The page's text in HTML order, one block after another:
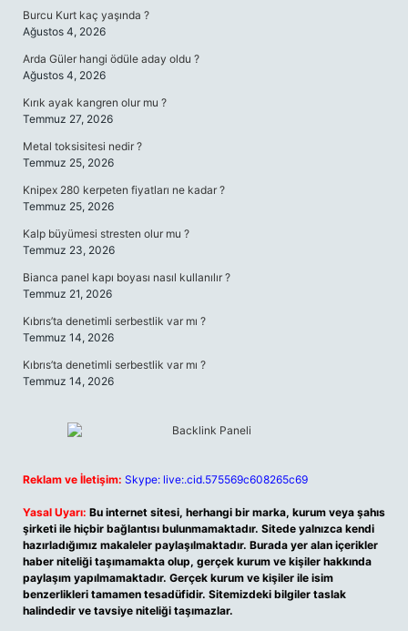
Burcu Kurt kaç yaşında ?
Ağustos 4, 2026
Arda Güler hangi ödüle aday oldu ?
Ağustos 4, 2026
Kırık ayak kangren olur mu ?
Temmuz 27, 2026
Metal toksisitesi nedir ?
Temmuz 25, 2026
Knipex 280 kerpeten fiyatları ne kadar ?
Temmuz 25, 2026
Kalp büyümesi stresten olur mu ?
Temmuz 23, 2026
Bianca panel kapı boyası nasıl kullanılır ?
Temmuz 21, 2026
Kıbrıs’ta denetimli serbestlik var mı ?
Temmuz 14, 2026
Kıbrıs’ta denetimli serbestlik var mı ?
Temmuz 14, 2026
Reklam ve İletişim: Skype: live:.cid.575569c608265c69
Yasal Uyarı: Bu internet sitesi, herhangi bir marka, kurum veya şahıs
şirketi ile hiçbir bağlantısı bulunmamaktadır. Sitede yalnızca kendi
hazırladığımız makaleler paylaşılmaktadır. Burada yer alan içerikler
haber niteliği taşımamakta olup, gerçek kurum ve kişiler hakkında
paylaşım yapılmamaktadır. Gerçek kurum ve kişiler ile isim
benzerlikleri tamamen tesadüfidir. Sitemizdeki bilgiler taslak
halindedir ve tavsiye niteliği taşımazlar.